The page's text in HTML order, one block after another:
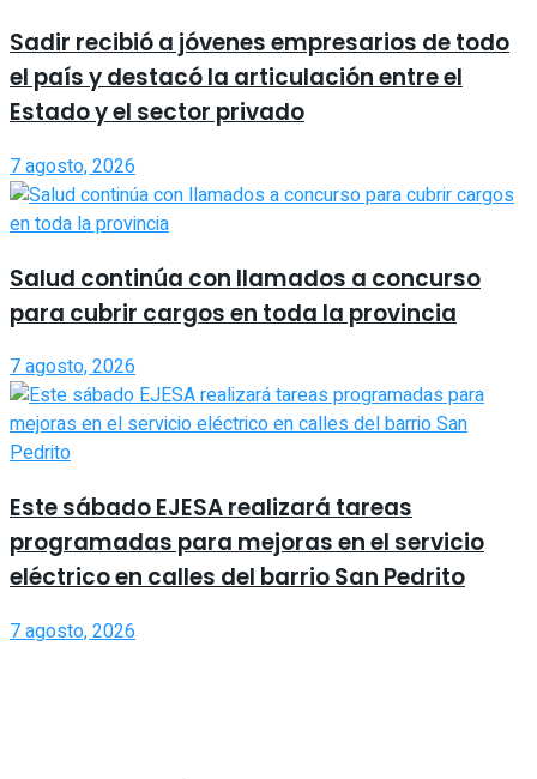
Sadir recibió a jóvenes empresarios de todo
el país y destacó la articulación entre el
Estado y el sector privado
7 agosto, 2026
Salud continúa con llamados a concurso
para cubrir cargos en toda la provincia
7 agosto, 2026
Este sábado EJESA realizará tareas
programadas para mejoras en el servicio
eléctrico en calles del barrio San Pedrito
7 agosto, 2026